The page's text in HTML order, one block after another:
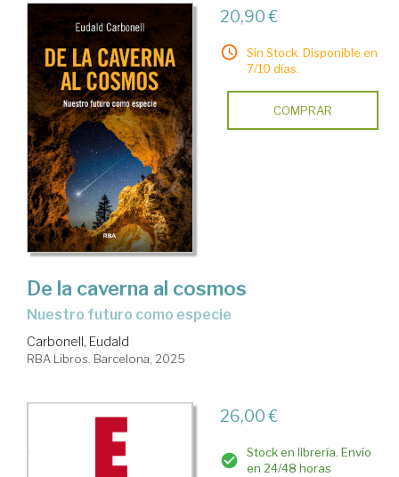
20,90 €
Sin Stock. Disponible en
7/10 días.
COMPRAR
De la caverna al cosmos
Nuestro futuro como especie
Carbonell, Eudald
RBA Libros. Barcelona, 2025
26,00 €
Stock en librería. Envío
en 24/48 horas